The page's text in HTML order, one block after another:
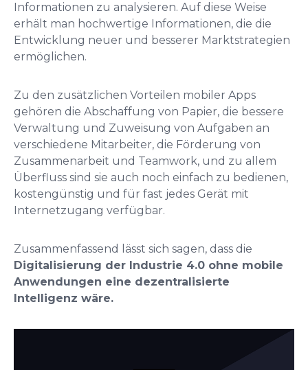
Informationen zu analysieren. Auf diese Weise
erhält man hochwertige Informationen, die die
Entwicklung neuer und besserer Marktstrategien
ermöglichen.
Zu den zusätzlichen Vorteilen mobiler Apps
gehören die Abschaffung von Papier, die bessere
Verwaltung und Zuweisung von Aufgaben an
verschiedene Mitarbeiter, die Förderung von
Zusammenarbeit und Teamwork, und zu allem
Überfluss sind sie auch noch einfach zu bedienen,
kostengünstig und für fast jedes Gerät mit
Internetzugang verfügbar.
Zusammenfassend lässt sich sagen, dass die
Digitalisierung der Industrie 4.0 ohne mobile
Anwendungen eine dezentralisierte
Intelligenz wäre.